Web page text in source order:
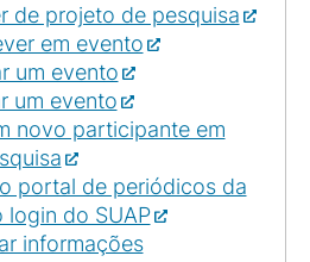
de projeto de pesquisa
em evento
um evento
um evento
novo participante em
portal de periódicos da
login do SUAP
informações